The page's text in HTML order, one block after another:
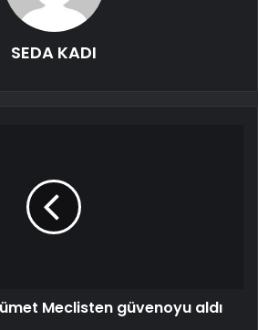
SEDA KADI
Meclisten güvenoyu aldı